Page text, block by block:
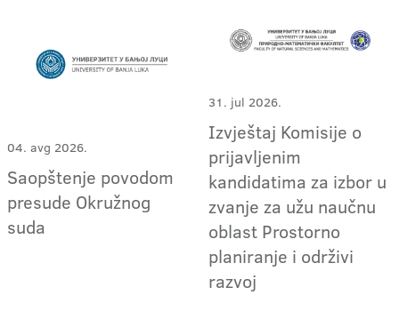
04. avg 2026.
Saopštenje povodom
presude Okružnog
suda
31. jul 2026.
Izvještaj Komisije o
prijavljenim
kandidatima za izbor u
zvanje za užu naučnu
oblast Prostorno
planiranje i održivi
razvoj